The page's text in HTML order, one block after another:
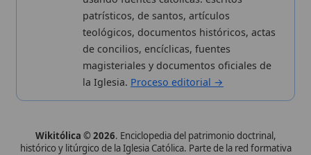
✦ SÍGUENOS EN
Canal de WhatsApp
Únete · publicación regular
Perfil de Instagram
Síguenos · @wikitolica